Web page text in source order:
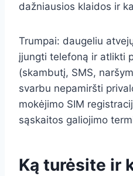
dažniausios klaidos ir
Trumpai: daugeliu
įjungti telefoną ir atlikti
(skambutį, SMS,
svarbu nepamiršti
mokėjimo SIM
sąskaitos galiojimo
Ką turėsite ir